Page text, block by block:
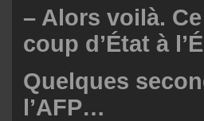
– Alors voilà.
coup d’État à
Quelques
l’AFP…